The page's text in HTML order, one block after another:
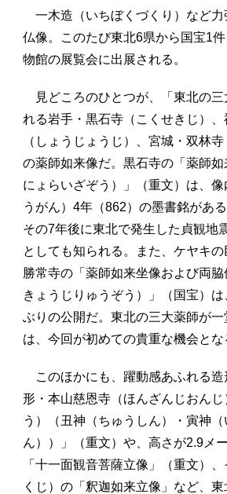
一木造（いちぼくづくり）など力
仏像。このたび東北6県から国宝1
物館の展覧会に出展される。
見どころのひとつが、「東北の三
れる岩手・黒石寺（こくせきじ）
（しょうじょうじ）、宮城・双林寺
の薬師如来像だ。黒石寺の「薬師如
にょらいざぞう）」（重文）は、像
うがん）4年（862）の墨書銘がある
その7年後に東北で発生した貞観地
としても知られる。また、ケヤキ
勝常寺の「薬師如来坐像および両脇
きょうじりゅうぞう）」（国宝）
ぶりの公開だ。東北の三大薬師が
は、今回が初めての貴重な機会とな
このほかにも、躍動感あふれる造
形・本山慈恩寺（ほんざんじおん
う）（丑神（ちゅうしん）・寅神
ん））」（重文）や、高さが2.9メ
「十一面観音菩薩立像」（重文）
くじ）の「釈迦如来立像」など、